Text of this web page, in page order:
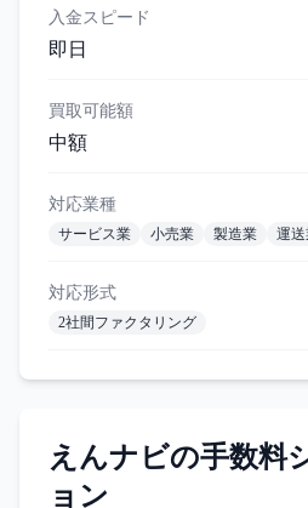
入金スピード
即日
買取可能額
中額
対応業種
サービス業 小売業 製造業 運
対応形式
2社間ファクタリング
えんナビの手数料
ョン